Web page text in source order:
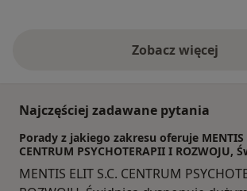
Zobacz więcej
Najczęściej zadawane pytania
Porady z jakiego zakresu oferuje MENTIS
CENTRUM PSYCHOTERAPII I ROZWOJU,
MENTIS ELIT S.C. CENTRUM